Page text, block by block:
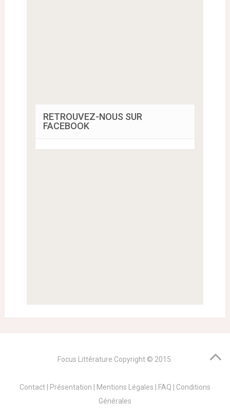
RETROUVEZ-NOUS SUR
FACEBOOK
Focus Littérature Copyright © 2015.
Contact | Présentation | Mentions Légales | FAQ | Conditions
Générales